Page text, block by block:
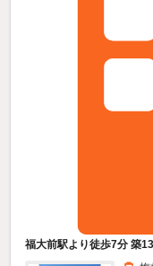
福大前駅より徒歩7分 築